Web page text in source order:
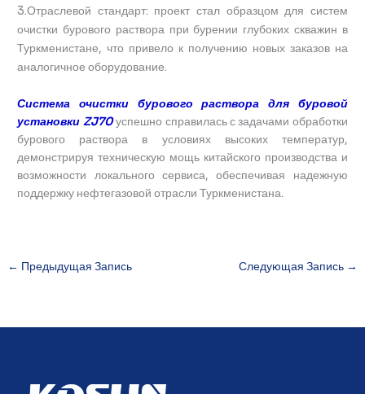
3.Отраслевой стандарт: проект стал образцом для систем
очистки бурового раствора при бурении глубоких скважин в
Туркменистане, что привело к получению новых заказов на
аналогичное оборудование.
Система очистки бурового раствора для буровой
установки ZJ70успешно справилась с задачами обработки
бурового раствора в условиях высоких температур,
демонстрируя техническую мощь китайского производства и
возможности локального сервиса, обеспечивая надежную
поддержку нефтегазовой отрасли Туркменистана.
← Предыдущая Запись Следующая Запись →